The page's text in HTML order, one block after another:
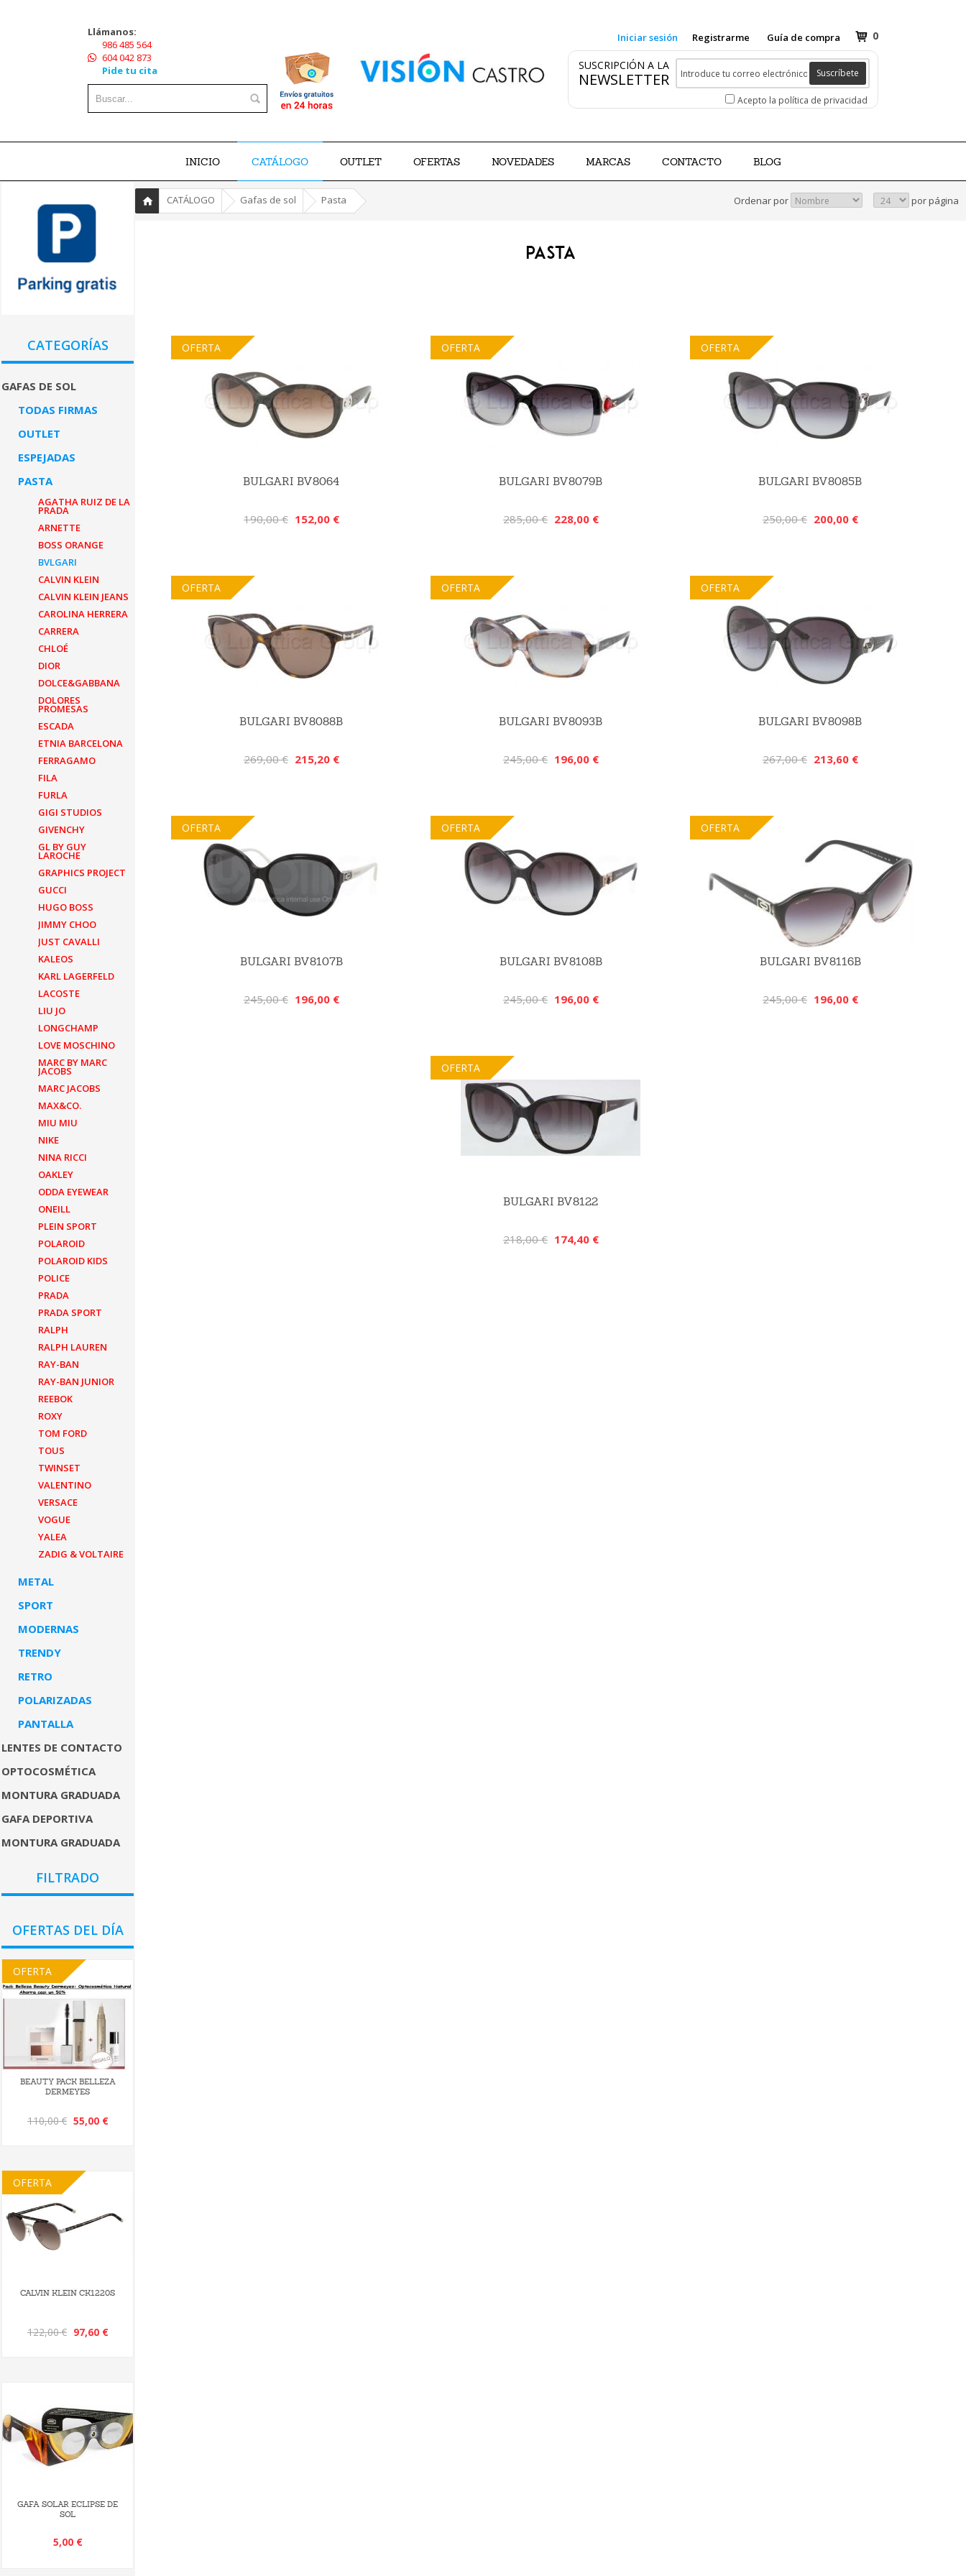
Llámanos:
986 485 564
604 042 873
Pide tu cita
0
Iniciar sesión Registrarme Guía de compra
SUSCRIPCIÓN A LA
NEWSLETTER Suscríbete
Acepto la política de privacidad
INICIO CATÁLOGO OUTLET OFERTAS NOVEDADES MARCAS CONTACTO BLOG
CATEGORÍAS
GAFAS DE SOL
TODAS FIRMAS
OUTLET
ESPEJADAS
PASTA
AGATHA RUIZ DE LA
PRADA
ARNETTE
BOSS ORANGE
BVLGARI
CALVIN KLEIN
CALVIN KLEIN JEANS
CAROLINA HERRERA
CARRERA
CHLOÉ
DIOR
DOLCE&GABBANA
DOLORES
PROMESAS
ESCADA
ETNIA BARCELONA
FERRAGAMO
FILA
FURLA
GIGI STUDIOS
GIVENCHY
GL BY GUY
LAROCHE
GRAPHICS PROJECT
GUCCI
HUGO BOSS
JIMMY CHOO
JUST CAVALLI
KALEOS
KARL LAGERFELD
LACOSTE
LIU JO
LONGCHAMP
LOVE MOSCHINO
MARC BY MARC
JACOBS
MARC JACOBS
MAX&CO.
MIU MIU
NIKE
NINA RICCI
OAKLEY
ODDA EYEWEAR
ONEILL
PLEIN SPORT
POLAROID
POLAROID KIDS
POLICE
PRADA
PRADA SPORT
RALPH
RALPH LAUREN
RAY-BAN
RAY-BAN JUNIOR
REEBOK
ROXY
TOM FORD
TOUS
TWINSET
VALENTINO
VERSACE
VOGUE
YALEA
ZADIG & VOLTAIRE
METAL
SPORT
MODERNAS
TRENDY
RETRO
POLARIZADAS
PANTALLA
LENTES DE CONTACTO
OPTOCOSMÉTICA
MONTURA GRADUADA
GAFA DEPORTIVA
MONTURA GRADUADA
FILTRADO
OFERTAS DEL DÍA
OFERTA
BEAUTY PACK BELLEZA
DERMEYES
110,00 € 55,00 €
OFERTA
CALVIN KLEIN CK1220S
122,00 € 97,60 €
GAFA SOLAR ECLIPSE DE
SOL
5,00 €
Ordenar por por página
»CATÁLOGO Gafas de sol Pasta
PASTA
OFERTA
BULGARI BV8064
190,00 € 152,00 €
OFERTA
BULGARI BV8079B
285,00 € 228,00 €
OFERTA
BULGARI BV8085B
250,00 € 200,00 €
OFERTA
BULGARI BV8088B
269,00 € 215,20 €
OFERTA
BULGARI BV8093B
245,00 € 196,00 €
OFERTA
BULGARI BV8098B
267,00 € 213,60 €
OFERTA
BULGARI BV8107B
245,00 € 196,00 €
OFERTA
BULGARI BV8108B
245,00 € 196,00 €
OFERTA
BULGARI BV8116B
245,00 € 196,00 €
OFERTA
BULGARI BV8122
218,00 € 174,40 €